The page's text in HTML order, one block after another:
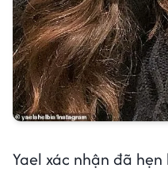
Yael xác nhận đã